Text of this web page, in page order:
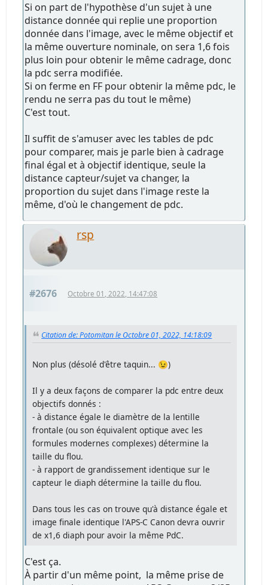
Si on part de l'hypothèse d'un sujet à une
distance donnée qui replie une proportion
donnée dans l'image, avec le même objectif et
la même ouverture nominale, on sera 1,6 fois
plus loin pour obtenir le même cadrage, donc
la pdc serra modifiée.
Si on ferme en FF pour obtenir la même pdc, le
rendu ne serra pas du tout le même)
C'est tout.
Il suffit de s'amuser avec les tables de pdc
pour comparer, mais je parle bien à cadrage
final égal et à objectif identique, seule la
distance capteur/sujet va changer, la
proportion du sujet dans l'image reste la
même, d'où le changement de pdc.
rsp
#2676 Octobre 01, 2022, 14:47:08
Citation de: Potomitan le Octobre 01, 2022, 14:18:09
Non plus (désolé d'être taquin... 😉)
Il y a deux façons de comparer la pdc entre deux
objectifs donnés :
- à distance égale le diamètre de la lentille
frontale (ou son équivalent optique avec les
formules modernes complexes) détermine la
taille du flou.
- à rapport de grandissement identique sur le
capteur le diaph détermine la taille du flou.
Dans tous les cas on trouve qu'à distance égale et
image finale identique l'APS-C Canon devra ouvrir
de x1,6 diaph pour avoir la même PdC.
C'est ça.
À partir d'un même point, la même prise de